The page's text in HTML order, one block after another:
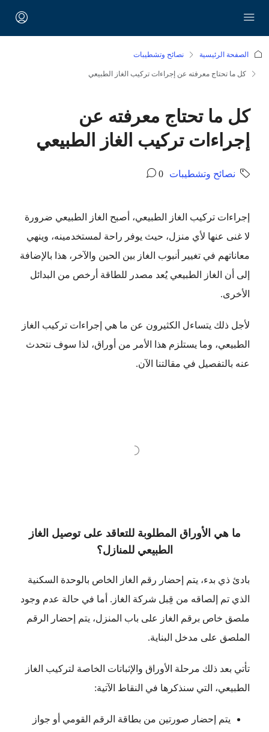
الصفحة الرئيسية نصائح وتشطيبات
كل ما تحتاج معرفته عن إجراءات تركيب الغاز الطبيعي
كل ما تحتاج معرفته عن
إجراءات تركيب الغاز الطبيعي
نصائح وتشطيبات 0
إجراءات تركيب الغاز الطبيعي، أصبح الغاز الطبيعي ضرورة
لا غنى عنها لأي منزل، حيث يوفر راحة لمستخدمينه، وينهي
معاناتهم في تغيير أنبوب الغاز بين الحين والآخر، هذا بالإضافة
إلى أن الغاز الطبيعي يُعد مصدر للطاقة أرخص من البدائل
الأخرى.
لأجل ذلك يتساءل الكثيرون عن ما هي إجراءات تركيب الغاز
الطبيعي، وما يستلزم هذا الأمر من أوراق، لذا سوف نتحدث
عنه بالتفصيل في مقالتنا الآن.
ما هي الأوراق المطلوبة للتعاقد على توصيل الغاز
الطبيعي للمنازل؟
بادئ ذي بدء، يتم إحضار رقم الغاز الخاص بالوحدة السكنية
الذي تم إلصاقه من قِبل شركة الغاز. أما في حالة عدم وجود
ملصق خاص برقم الغاز على باب المنزل، يتم إحضار الرقم
الملصق على مدخل البناية.
تأتي بعد ذلك مرحلة الأوراق والإثباتات الخاصة لتركيب الغاز
الطبيعي، التي سنذكرها في النقاط الآتية:
يتم إحضار صورتين من بطاقة الرقم القومي أو جواز